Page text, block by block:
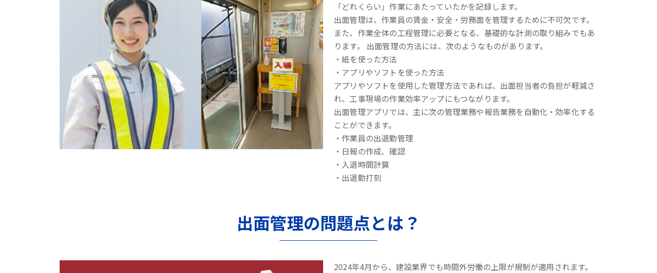
「どれくらい」作業にあたっていたかを記録します。
出面管理は、作業員の賃金・安全・労務面を管理するために不可欠です。
また、作業全体の工程管理に必要となる、基礎的な計測の取り組みでもあ
ります。 出面管理の方法には、次のようなものがあります。
・紙を使った方法
・アプリやソフトを使った方法
アプリやソフトを使用した管理方法であれば、出面担当者の負担が軽減さ
れ、工事現場の作業効率アップにもつながります。
出面管理アプリでは、主に次の管理業務や報告業務を自動化・効率化する
ことができます。
・作業員の出退勤管理
・日報の作成、確認
・入退時間計算
・出退勤打刻
出面管理の問題点とは？
2024年4月から、建設業界でも時間外労働の上限が規制が適用されます。